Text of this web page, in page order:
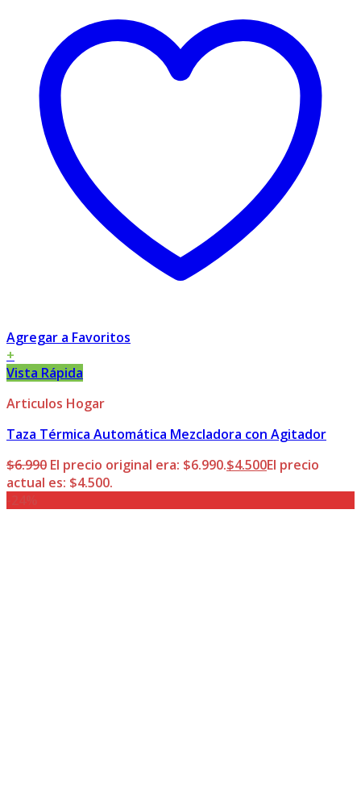
Agregar a Favoritos
+
Vista Rápida
Articulos Hogar
Taza Térmica Automática Mezcladora con Agitador
$6.990 El precio original era: $6.990.$4.500El precio
actual es: $4.500.